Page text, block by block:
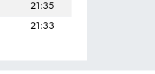
21:35
21:33